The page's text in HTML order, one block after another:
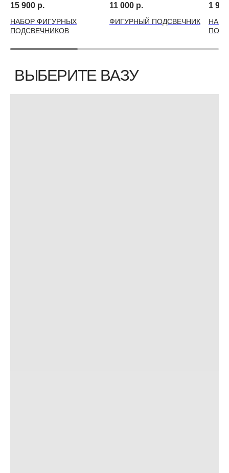
15 900 р.
НАБОР ФИГУРНЫХ
ПОДСВЕЧНИКОВ
11 000 р.
ФИГУРНЫЙ ПОДСВЕЧНИК
1 990